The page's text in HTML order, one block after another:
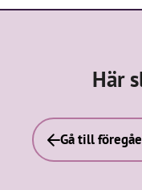
Här
Gå till